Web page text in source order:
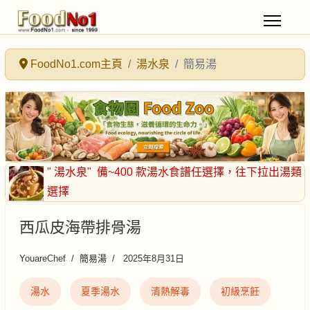
FoodNo1.com主頁 湯水泉 簡易湯
" 湯水泉" 備~400 款湯水食譜任選擇 ，往下拉出湯類
選擇
西瓜皮海帶排骨湯
YouareChef 簡易湯 2025年8月31日
湯水 夏季湯水 清熱解毒 初級烹飪